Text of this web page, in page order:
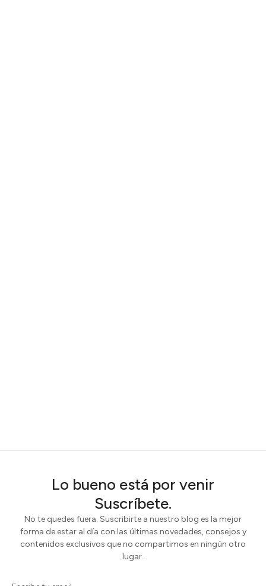
Lo bueno está por venir
Suscríbete.
No te quedes fuera. Suscribirte a nuestro blog es la mejor
forma de estar al día con las últimas novedades, consejos y
contenidos exclusivos que no compartimos en ningún otro
lugar.